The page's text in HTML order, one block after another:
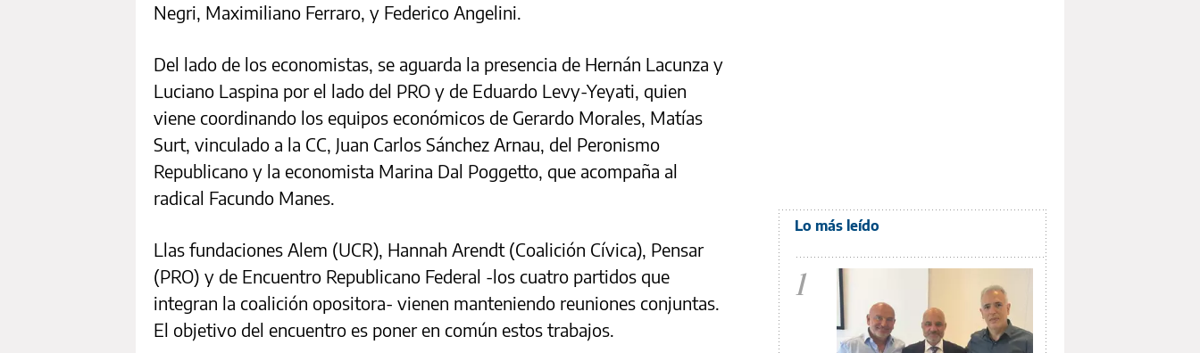
Negri, Maximiliano Ferraro, y Federico Angelini.
Del lado de los economistas, se aguarda la presencia de Hernán Lacunza y
Luciano Laspina por el lado del PRO y de Eduardo Levy-Yeyati, quien
viene coordinando los equipos económicos de Gerardo Morales, Matías
Surt, vinculado a la CC, Juan Carlos Sánchez Arnau, del Peronismo
Republicano y la economista Marina Dal Poggetto, que acompaña al
radical Facundo Manes.
Llas fundaciones Alem (UCR), Hannah Arendt (Coalición Cívica), Pensar
(PRO) y de Encuentro Republicano Federal -los cuatro partidos que
integran la coalición opositora- vienen manteniendo reuniones conjuntas.
El objetivo del encuentro es poner en común estos trabajos.
Lo más leído
1